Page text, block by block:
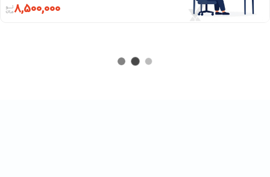
8,500,000